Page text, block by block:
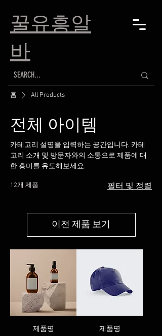
​꿀유흥알
바
홈 All Products
전체 아이템
카테고리 설명을 입력하는 공간입니다. 카테
고리 소개 및 방문자와의 소통으로 제품에 대
한 흥미를 유도해보세요.
12개 제품 필터 및 정렬
이전 제품 보기
제품명 제품명